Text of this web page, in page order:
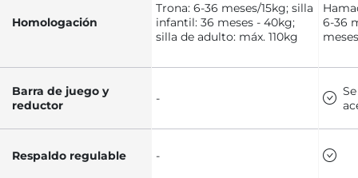
Homologación
Trona: 6-36 meses/15kg; silla
infantil: 36 meses - 40kg;
silla de adulto: máx. 110kg
6-36
Barra de juego y
reductor
-
Respaldo regulable -